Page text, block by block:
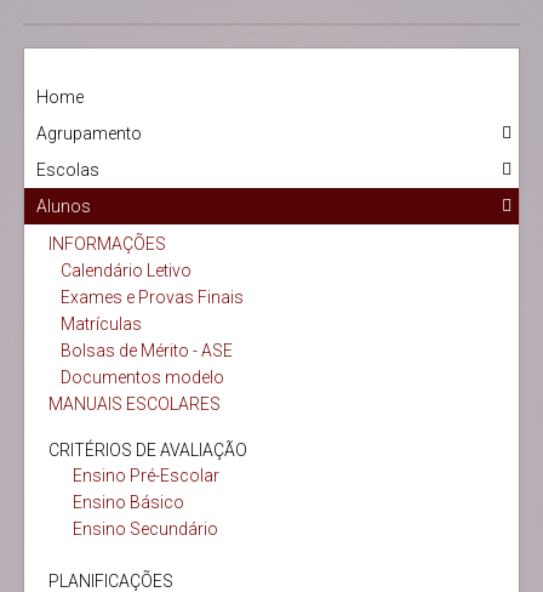
Home
Agrupamento
Escolas
Alunos
INFORMAÇÕES
Calendário Letivo
Exames e Provas Finais
Matrículas
Bolsas de Mérito - ASE
Documentos modelo
MANUAIS ESCOLARES
CRITÉRIOS DE AVALIAÇÃO
Ensino Pré-Escolar
Ensino Básico
Ensino Secundário
PLANIFICAÇÕES